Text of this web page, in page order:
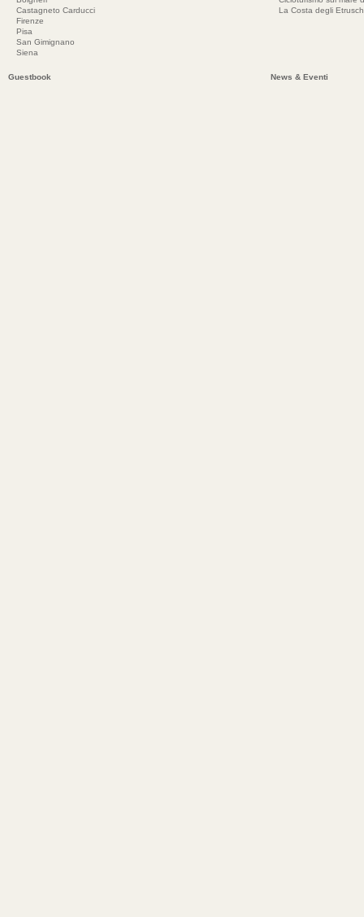
Castagneto Carducci
Firenze
Pisa
San Gimignano
Siena
La Costa degli
Guestbook News & Eventi